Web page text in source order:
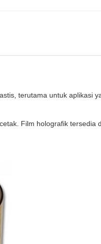
terutama untuk aplikasi
Film holografik tersedia